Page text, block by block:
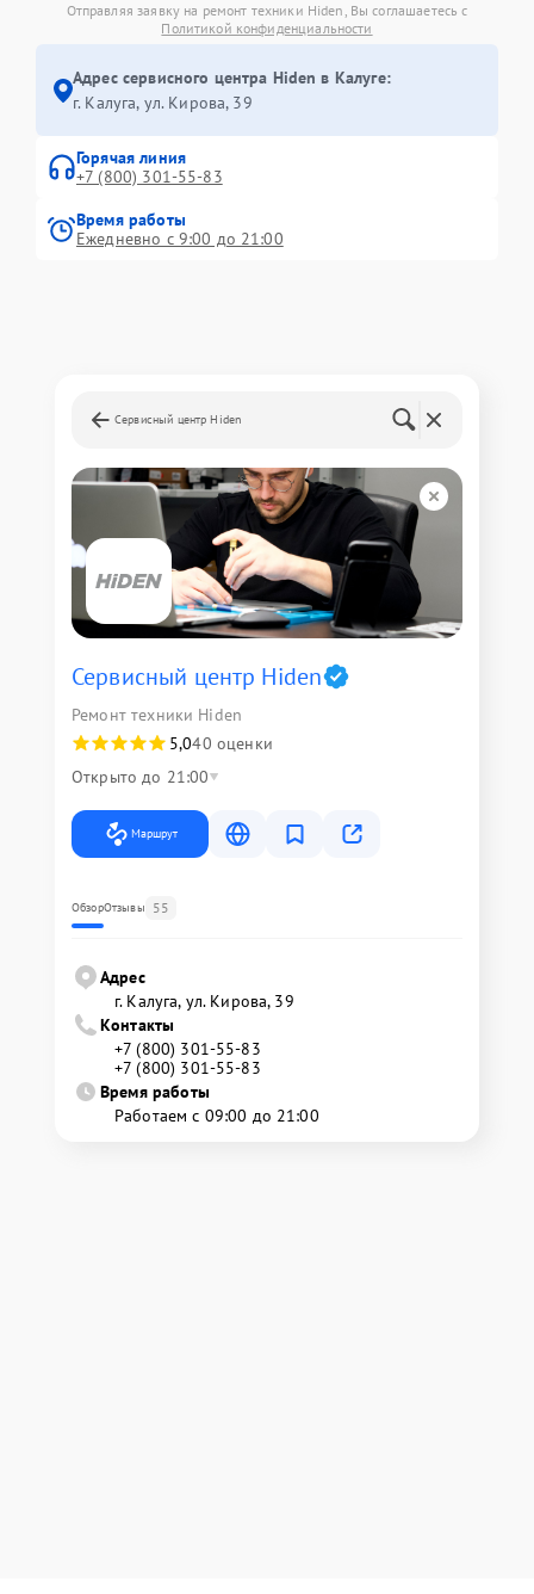
Отправляя заявку на ремонт техники Hiden, Вы соглашаетесь с
Политикой конфиденциальности
Адрес сервисного центра Hiden в Калуге:
г. Калуга, ул. Кирова, 39
Горячая линия
+7 (800) 301-55-83
Время работы
Ежедневно с 9:00 до 21:00
Сервисный центр Hiden
Сервисный центр Hiden
Ремонт техники Hiden
5,040 оценки
Открыто до 21:00
Маршрут
ОбзорОтзывы 55
Адрес
г. Калуга, ул. Кирова, 39
Контакты
+7 (800) 301-55-83
+7 (800) 301-55-83
Время работы
Работаем с 09:00 до 21:00